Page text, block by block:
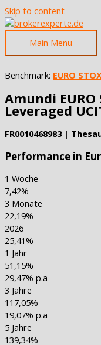
Skip to content
Main Menu
Benchmark: EURO
Amundi EURO
Leveraged
FR0010468983 |
Performance in
1 Woche
7,42%
3 Monate
22,19%
2026
25,41%
1 Jahr
51,15%
29,47% p.a
3 Jahre
117,05%
19,07% p.a
5 Jahre
139,34%